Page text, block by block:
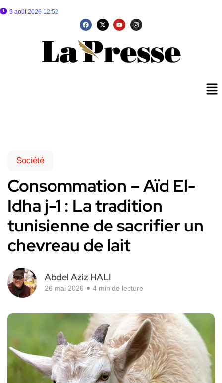
9 août 2026 12:52
Société
Consommation – Aïd El-
Idha j-1 : La tradition
tunisienne de sacrifier un
chevreau de lait
Abdel Aziz HALI
26 mai 2026 4 min de lecture